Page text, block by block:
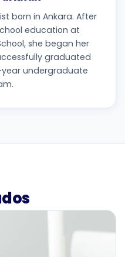
born in Ankara. After
education at
she began her
graduated
undergraduate